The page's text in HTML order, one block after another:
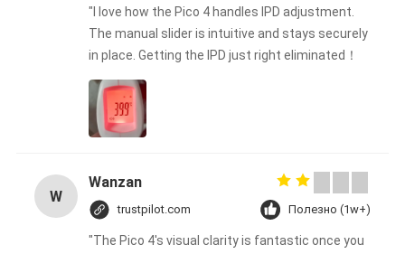
"I love how the Pico 4 handles IPD adjustment.
The manual slider is intuitive and stays securely
in place. Getting the IPD just right eliminated！
W
Wanzan
trustpilot.com Полезно (1w+)
"The Pico 4's visual clarity is fantastic once you